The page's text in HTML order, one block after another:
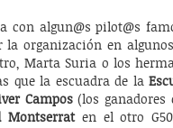
con algun@s pilot@s
organización en
Marta Suria o los
que la escuadra de la
Campos(los ganadores
Montserraten el otro